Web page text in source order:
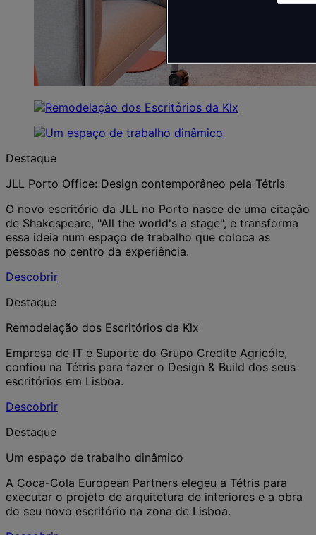
Destaque
JLL Porto Office: Design contemporâneo pela Tétris
O novo escritório da JLL no Porto nasce de uma citação
de Shakespeare, "All the world's a stage", e transforma
essa ideia num espaço de trabalho que coloca as
pessoas no centro da experiência.
Descobrir
Destaque
Remodelação dos Escritórios da Klx
Empresa de IT e Suporte do Grupo Credite Agricóle,
confiou na Tétris para fazer o Design & Build dos seus
escritórios em Lisboa.
Descobrir
Destaque
Um espaço de trabalho dinâmico
A Coca-Cola European Partners elegeu a Tétris para
executar o projeto de arquitetura de interiores e a obra
do seu novo escritório na zona de Lisboa.